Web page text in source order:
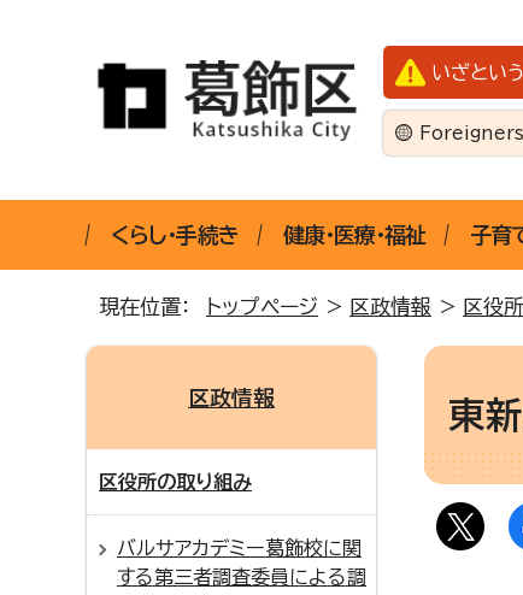
いざとい
くらし・手続き 健康・医療・福祉 子育
現在位置： トップページ > 区政情報 > 区役
東
区政情報
区役所の取り組み
バルサアカデミー葛飾校に関
する第三者調査委員による調